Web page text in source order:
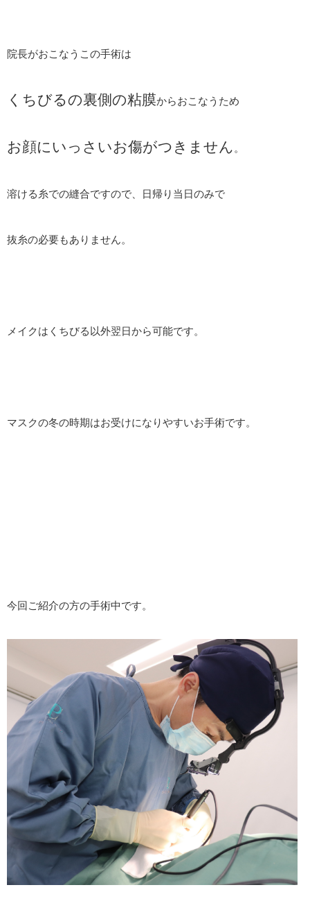
院長がおこなうこの手術は
くちびるの裏側の粘膜からおこなうため
お顔にいっさいお傷がつきません 。
溶ける糸での縫合ですので、日帰り当日のみで
抜糸の必要もありません。
メイクはくちびる以外翌日から可能です。
マスクの冬の時期はお受けになりやすいお手術です。
今回ご紹介の方の手術中です。